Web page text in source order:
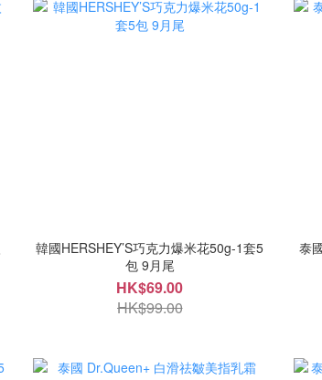
韓國HERSHEY’S巧克力爆米花50g-1套5
包 9月尾
HK$69.00
HK$99.00
泰